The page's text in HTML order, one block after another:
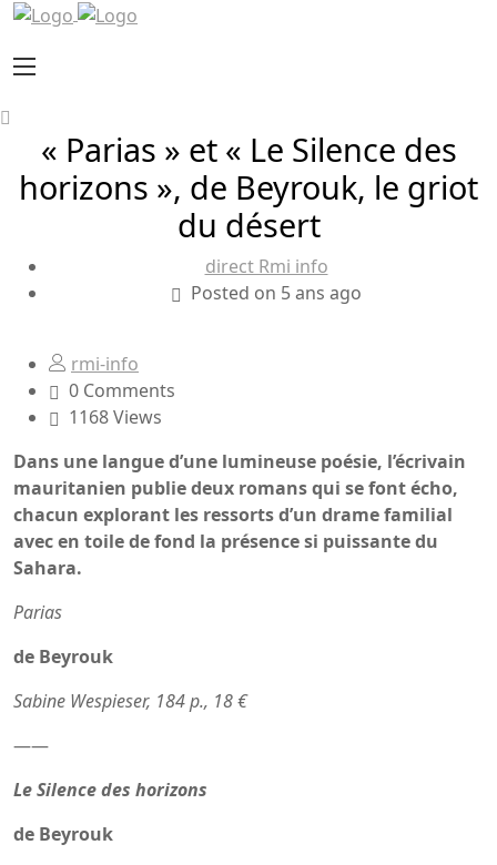
« Parias » et « Le Silence des
horizons », de Beyrouk, le griot
du désert
direct Rmi info
Posted on 5 ans ago
rmi-info
0 Comments
1168 Views
Dans une langue d’une lumineuse poésie, l’écrivain
mauritanien publie deux romans qui se font écho,
chacun explorant les ressorts d’un drame familial
avec en toile de fond la présence si puissante du
Sahara.
Parias
de Beyrouk
Sabine Wespieser, 184 p., 18 €
——
Le Silence des horizons
de Beyrouk